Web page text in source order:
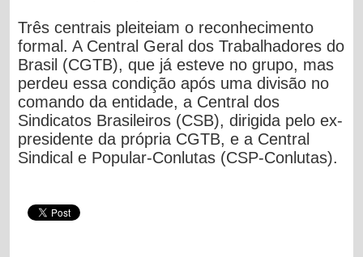
Três centrais pleiteiam o reconhecimento
formal. A Central Geral dos Trabalhadores do
Brasil (CGTB), que já esteve no grupo, mas
perdeu essa condição após uma divisão no
comando da entidade, a Central dos
Sindicatos Brasileiros (CSB), dirigida pelo ex-
presidente da própria CGTB, e a Central
Sindical e Popular-Conlutas (CSP-Conlutas).